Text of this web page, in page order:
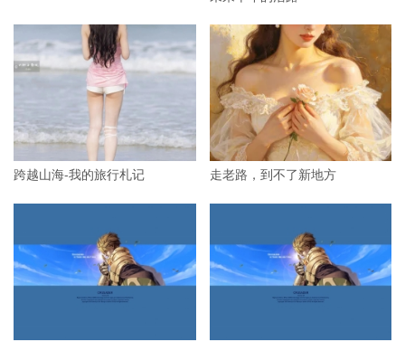
跨越山海-我的旅行札记 走老路，到不了新地方